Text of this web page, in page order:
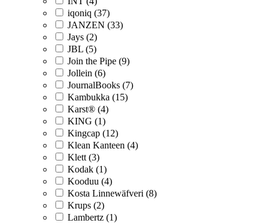
iqoniq (37)
JANZEN (33)
Jays (2)
JBL (5)
Join the Pipe (9)
Jollein (6)
JournalBooks (7)
Kambukka (15)
Karst® (4)
KING (1)
Kingcap (12)
Klean Kanteen (4)
Klett (3)
Kodak (1)
Kooduu (4)
Kosta Linnewäfveri (8)
Krups (2)
Lambertz (1)